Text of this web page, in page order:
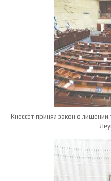
Кнессет принял закон о